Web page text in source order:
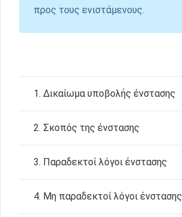
προς τους ενιστάμενους.
1. Δικαίωμα υποβολής ένστασης
2. Σκοπός της ένστασης
3. Παραδεκτοί λόγοι ένστασης
4. Μη παραδεκτοί λόγοι ένστασης